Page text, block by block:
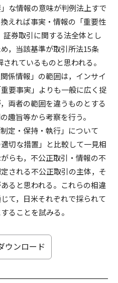
な情報の意味が判例法上すで
えれば事実・情報の「重要性
券取引に関する法全体とし
，当該基準が取引所法15条
れているものと思われる。
係情報」の範囲は，インサイ
要事実」よりも一般に広く捉
両者の範囲を違うものとする
趣旨等から考察を行う。
定・保持・執行」について
切な措置」と比較して一見相
らも，不公正取引・情報の不
される不公正取引の主体，そ
ると思われる。これらの相違
て，日米それぞれで採られて
ることを試みる。
ウンロード